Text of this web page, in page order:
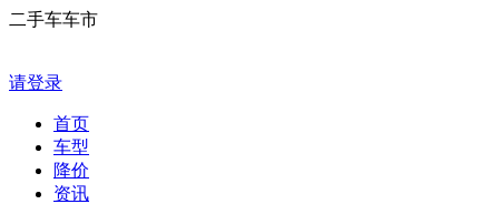
二手车车市
请登录
首页
车型
降价
资讯